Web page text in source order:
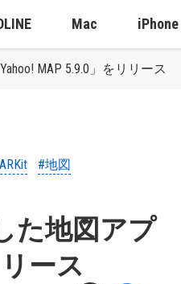
Mac iPhone
MAP 5.9.0」をリリース
#地図
た地図アプ
ース